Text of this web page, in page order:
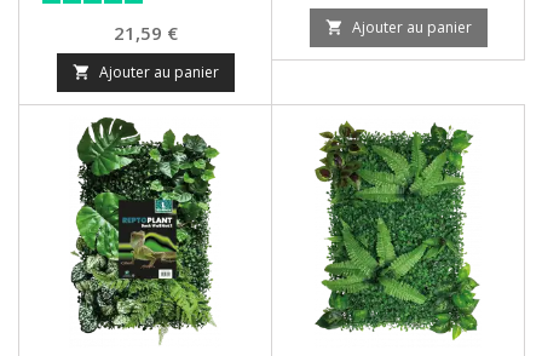
Prix
21,59 €
 Ajouter au panier
 Ajouter au panier